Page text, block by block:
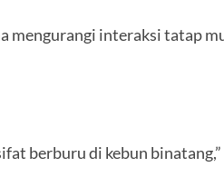
mengurangi interaksi tatap
berburu di kebun